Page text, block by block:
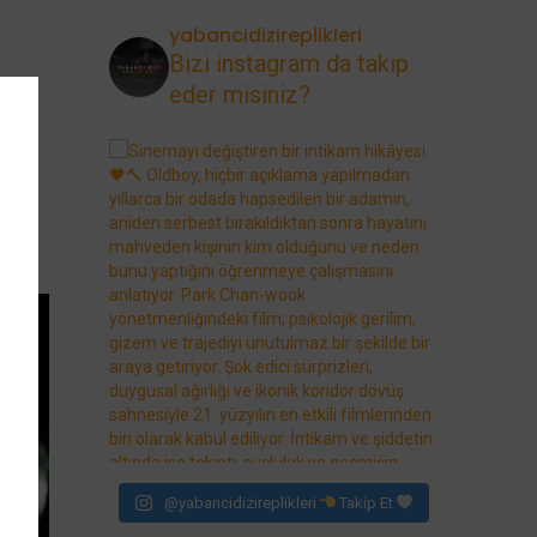
yabancidizireplikleri
Bizi instagram da takip
eder misiniz?
@yabancidizireplikleri Takip Et